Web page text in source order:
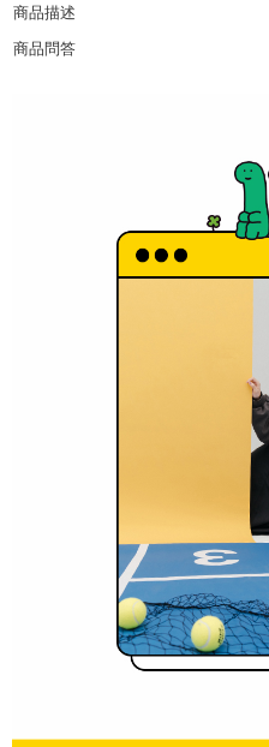
商品描述
商品問答